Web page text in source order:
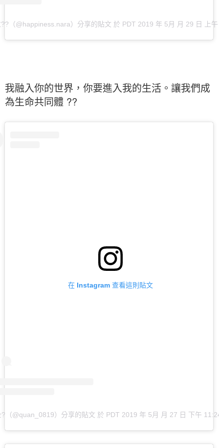
（@happiness.nara）分享的貼文 於 PDT 2019 年 5月 月 29 日 上
我融入你的世界，你要進入我的生活。讓我們成
為生命共同體 ??
在 Instagram 查看這則貼文
（@quan_0819）分享的貼文 於 PDT 2019 年 5月 月 27 日 下午